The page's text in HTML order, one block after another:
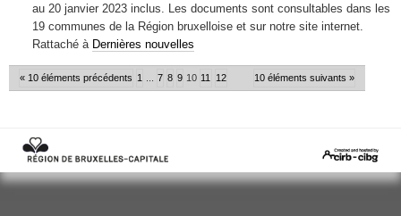
au 20 janvier 2023 inclus. Les documents sont consultables dans les
19 communes de la Région bruxelloise et sur notre site internet.
Rattaché à Dernières nouvelles
« 10 éléments précédents 10 éléments suivants »
1 7 8 9 10 11 12